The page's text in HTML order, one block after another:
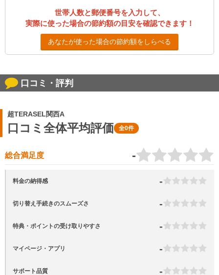
世帯人数と郵便番号を入力して、
実際に使った場合の節約額の目安を確認できます！
あなたが使った場合の節約額をしらべる
口コミ・評判
超TERASEL関西A
口コミ全体平均評価 全0件
総合満足度 -
料金の納得感 -
切り替え手続きのスムーズさ -
特典・ポイントの受け取りやすさ -
マイページ・アプリ -
サポート品質 -